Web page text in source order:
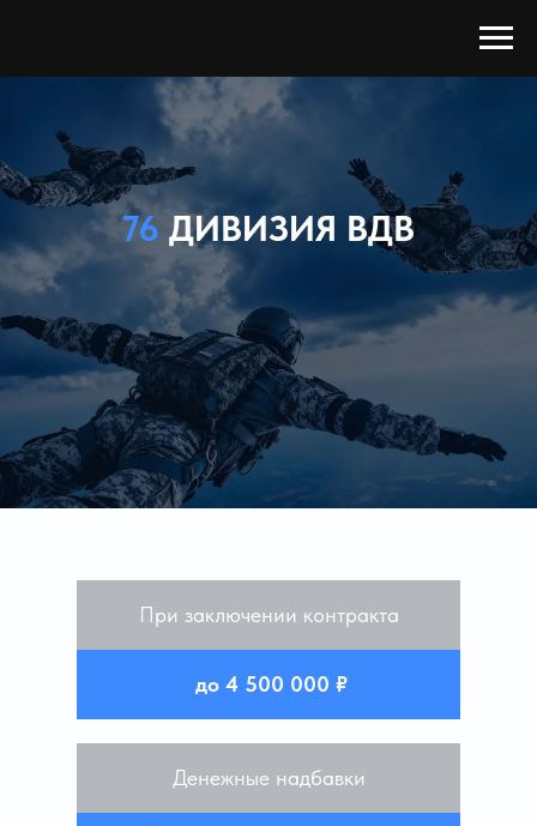
76 ДИВИЗИЯ ВДВ
При заключении контракта
Денежные надбавки
до 4 500 000 ₽